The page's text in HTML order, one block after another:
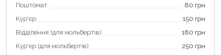
покупку
«Національний
кешбек»
та
отримуйте
Поштомат
80 грн
Кур'єр
150 грн
Відділення (для мольбертів)
180 грн
Кур'єр (для мольбертів)
250 грн